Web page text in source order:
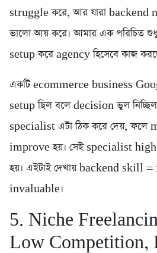
struggle করে, আর যারা backend
ভালো আয় করে। আমার এক পরিচিত
setup করে agency হিসেবে কাজ
একটি ecommerce business
setup ছিল বলে decision ভুল
specialist এটা ঠিক করে দেয়,
improve হয়। সেই specialist
হয়। এইটাই দেখায় backend skill
invaluable।
5. Niche
Low Competition,